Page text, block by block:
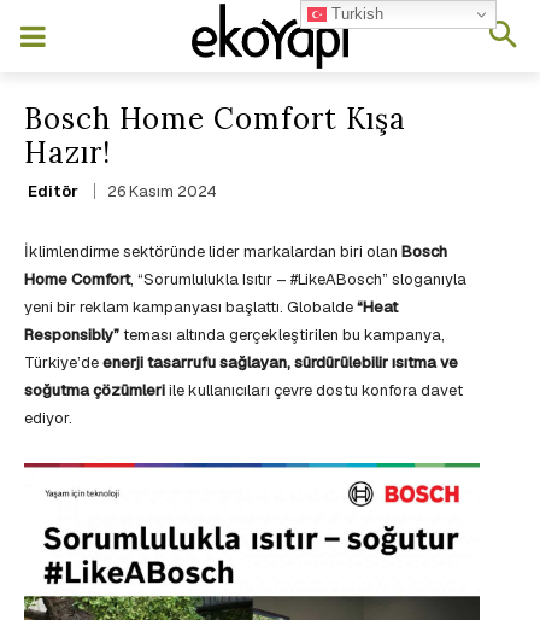
Bosch Home Comfort Kışa
Hazır!
Editör 26 Kasım 2024
İklimlendirme sektöründe lider markalardan biri olan Bosch
Home Comfort, “Sorumlulukla Isıtır – #LikeABosch” sloganıyla
yeni bir reklam kampanyası başlattı. Globalde“Heat
Responsibly”teması altında gerçekleştirilen bu kampanya,
Türkiye’deenerji tasarrufu sağlayan, sürdürülebilir ısıtma ve
soğutma çözümleriile kullanıcıları çevre dostu konfora davet
ediyor.
Turkish